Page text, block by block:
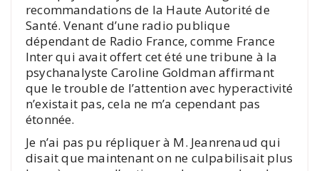
recommandations de la Haute Autorité de
Santé. Venant d’une radio publique
dépendant de Radio France, comme France
Inter qui avait offert cet été une tribune à la
psychanalyste Caroline Goldman affirmant
que le trouble de l’attention avec hyperactivité
n’existait pas, cela ne m’a cependant pas
étonnée.
Je n’ai pas pu répliquer à M. Jeanrenaud qui
disait que maintenant on ne culpabilisait plus